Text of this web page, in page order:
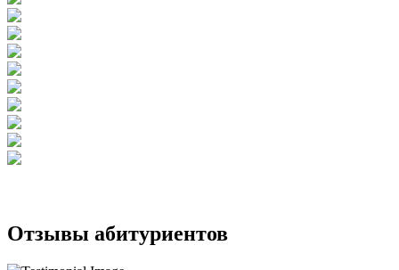
Отзывы абитуриентов